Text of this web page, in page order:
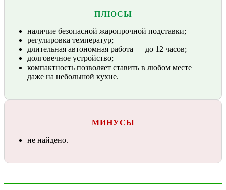
ПЛЮСЫ
наличие безопасной жаропрочной подставки;
регулировка температур;
длительная автономная работа — до 12 часов;
долговечное устройство;
компактность позволяет ставить в любом месте
даже на небольшой кухне.
МИНУСЫ
не найдено.